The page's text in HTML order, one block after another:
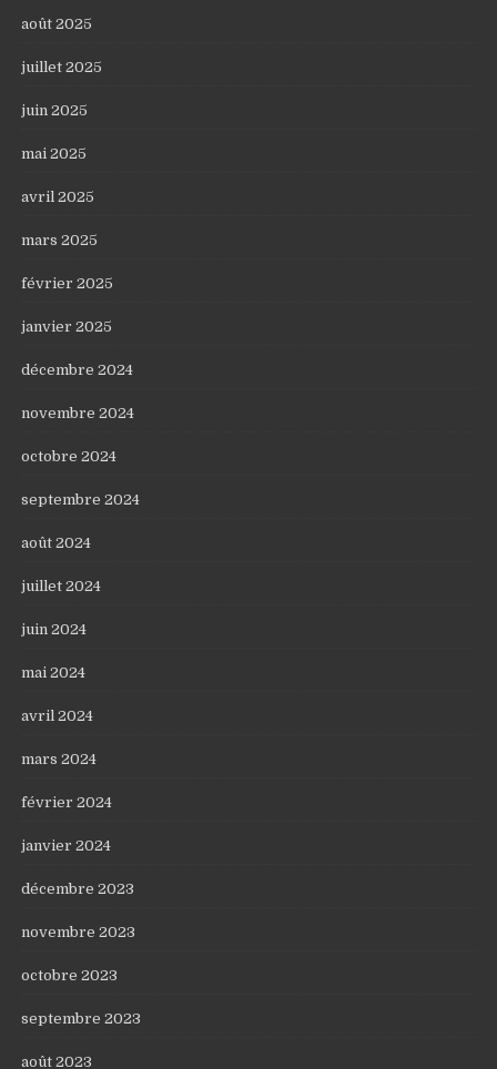
août 2025
juillet 2025
juin 2025
mai 2025
avril 2025
mars 2025
février 2025
janvier 2025
décembre 2024
novembre 2024
octobre 2024
septembre 2024
août 2024
juillet 2024
juin 2024
mai 2024
avril 2024
mars 2024
février 2024
janvier 2024
décembre 2023
novembre 2023
octobre 2023
septembre 2023
août 2023